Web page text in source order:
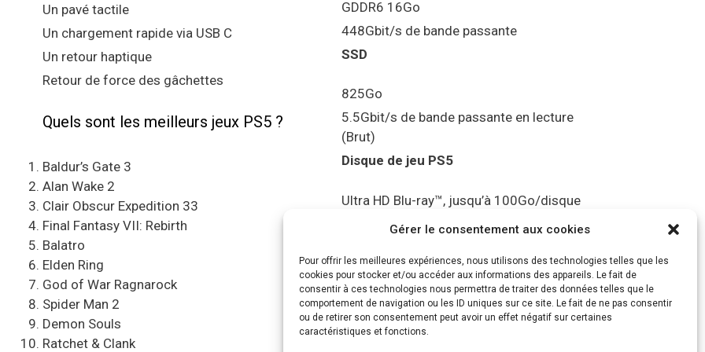
Gérer le consentement aux cookies
Pour offrir les meilleures expériences, nous utilisons des technologies telles que les
cookies pour stocker et/ou accéder aux informations des appareils. Le fait de
consentir à ces technologies nous permettra de traiter des données telles que le
comportement de navigation ou les ID uniques sur ce site. Le fait de ne pas consentir
ou de retirer son consentement peut avoir un effet négatif sur certaines
caractéristiques et fonctions.
Un pavé tactile
Un chargement rapide via USB C
Un retour haptique
Retour de force des gâchettes
Quels sont les meilleurs jeux PS5 ?
Baldur’s Gate 3
Alan Wake 2
Clair Obscur Expedition 33
Final Fantasy VII: Rebirth
Balatro
Elden Ring
God of War Ragnarock
Spider Man 2
Demon Souls
Ratchet & Clank
GDDR6 16Go
448Gbit/s de bande passante
SSD
825Go
5.5Gbit/s de bande passante en lecture
(Brut)
Disque de jeu PS5
Ultra HD Blu-ray™, jusqu’à 100Go/disque
Sortie vidéo
Compatibilité avec les téléviseurs 4K 120Hz
et 8K, VRR (spécification HDMI v. 2.1)
Audio